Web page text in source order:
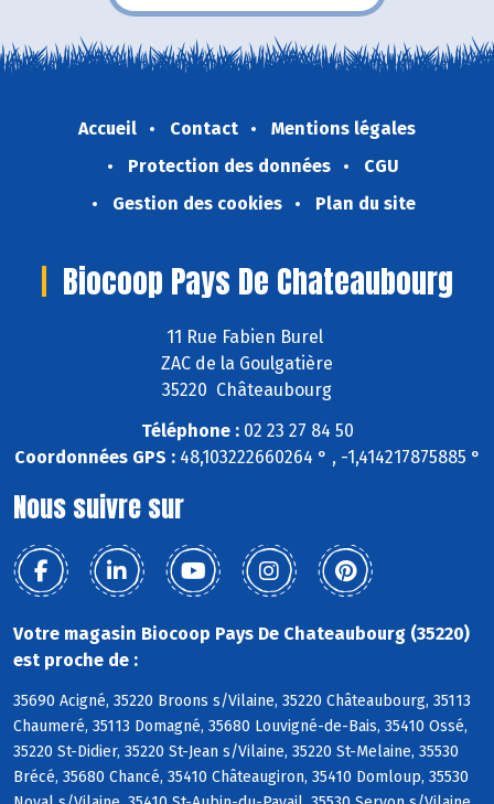
Accueil Contact
Mentions légales
Protection des données
CGU
Gestion des cookies
Plan du site
Biocoop Pays De Chateaubourg
11 Rue Fabien Burel
ZAC de la Goulgatière
35220 Châteaubourg
Téléphone :02 23 27 84 50
Coordonnées GPS :48,103222660264 ° , -1,414217875885 °
Nous suivre sur
Votre magasin Biocoop Pays De Chateaubourg (35220)
est proche de :
35690 Acigné, 35220 Broons s/Vilaine, 35220 Châteaubourg, 35113
Chaumeré, 35113 Domagné, 35680 Louvigné-de-Bais, 35410 Ossé,
35220 St-Didier, 35220 St-Jean s/Vilaine, 35220 St-Melaine, 35530
Brécé, 35680 Chancé, 35410 Châteaugiron, 35410 Domloup, 35530